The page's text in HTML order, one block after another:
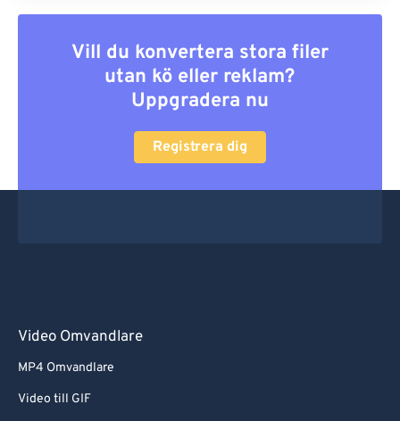
Vill du konvertera stora filer
utan kö eller reklam?
Uppgradera nu
Registrera dig
Video Omvandlare
MP4 Omvandlare
Video till GIF